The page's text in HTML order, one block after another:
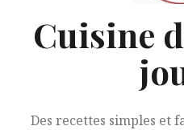
Cuisine
Des recettes simples et